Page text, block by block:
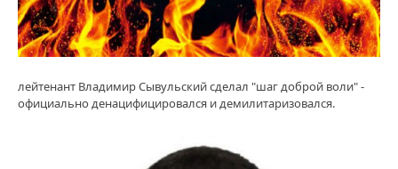
лейтенант Владимир Сывульский сделал "шаг доброй воли" -
официально денацифицировался и демилитаризовался.